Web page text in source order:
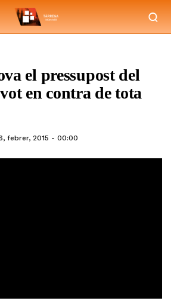
el pressupost del
en contra de tota
febrer, 2015 - 00:00